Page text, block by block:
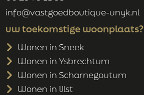
info@vastgoedboutique-unyk.nl
uw toekomstige woonplaats?
Wonen in Sneek
Wonen in Ysbrechtum
Wonen in Scharnegoutum
Wonen in IJlst